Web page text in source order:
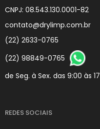
CNPJ: 08.543.130.0001-82
contato@drylimp.com.br
(22) 2633-0765
(22) 98849-0765
de Seg. à Sex. das 9:00 às
REDES SOCIAIS